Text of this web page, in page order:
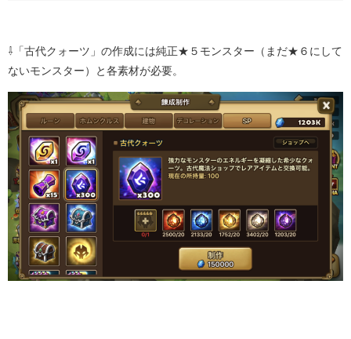
⇩「古代クォーツ」の作成には純正★５モンスター（まだ★６にして
ないモンスター）と各素材が必要。